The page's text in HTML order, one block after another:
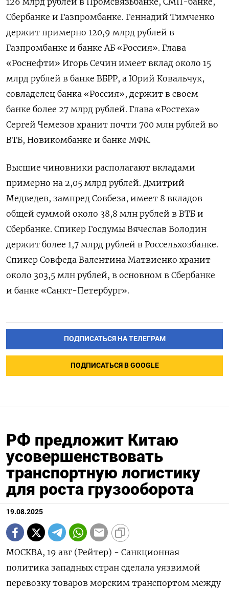
Сбербанке и Газпромбанке. Геннадий Тимченко
держит примерно 120,9 млрд рублей в
Газпромбанке и банке АБ «Россия». Глава
«Роснефти» Игорь Сечин имеет вклад около 15
млрд рублей в банке ВБРР, а Юрий Ковальчук,
совладелец банка «Россия», держит в своем
банке более 27 млрд рублей. Глава «Ростеха»
Сергей Чемезов хранит почти 700 млн рублей во
ВТБ, Новикомбанке и банке МФК.
Высшие чиновники располагают вкладами
примерно на 2,05 млрд рублей. Дмитрий
Медведев, зампред Совбеза, имеет 8 вкладов
общей суммой около 38,8 млн рублей в ВТБ и
Сбербанке. Спикер Госдумы Вячеслав Володин
держит более 1,7 млрд рублей в Россельхозбанке.
Спикер Совфеда Валентина Матвиенко хранит
около 303,5 млн рублей, в основном в Сбербанке
и банке «Санкт-Петербург».
ПОДПИСАТЬСЯ НА ТЕЛЕГРАМ
ПОДПИСАТЬСЯ В GOOGLE
РФ предложит Китаю
усовершенствовать
транспортную логистику
для роста грузооборота
19.08.2025
МОСКВА, 19 авг (Рейтер) - Санкционная
политика западных стран сделала уязвимой
перевозку товаров морским транспортом между